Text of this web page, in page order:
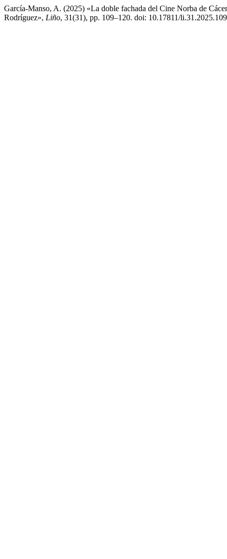
García-Manso, A. (2025) «La doble fachada del Cine Norba de
Rodríguez», Liño, 31(31), pp. 109–120. doi: 10.17811/